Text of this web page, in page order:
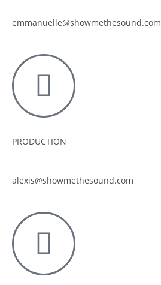
emmanuelle@showmethesound.com
PRODUCTION
alexis@showmethesound.com